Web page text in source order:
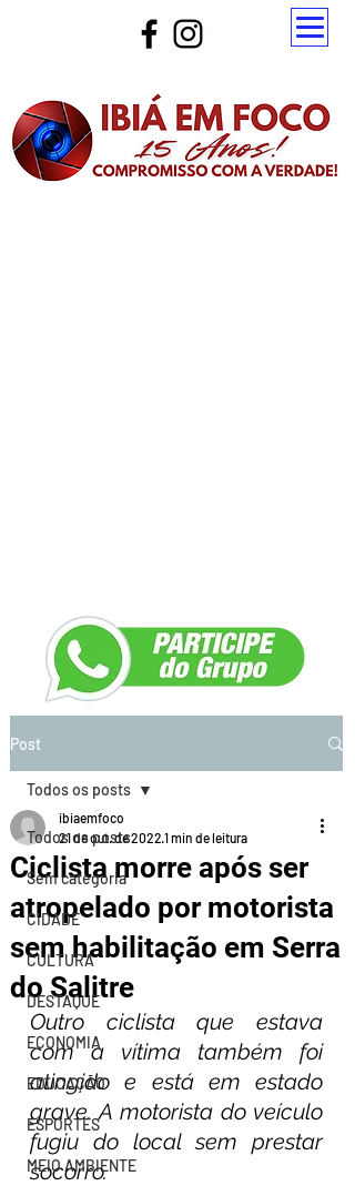
Post
Todos os posts
Sem categoria
CIDADE
CULTURA
DESTAQUE
ECONOMIA
EDUCAÇÃO
ESPORTES
MEIO AMBIENTE
Todos os posts
Ciclista morre após ser
atropelado por motorista
sem habilitação em Serra
do Salitre
ibiaemfoco
21 de out. de 2022 1 min de leitura
Outro ciclista que estava
com a vítima também foi
atingido e está em estado
grave. A motorista do veículo
fugiu do local sem prestar
socorro.